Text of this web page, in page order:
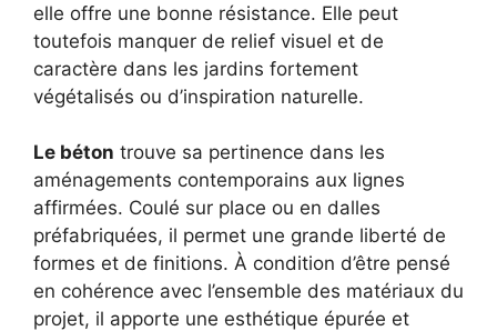
elle offre une bonne résistance. Elle peut
toutefois manquer de relief visuel et de
caractère dans les jardins fortement
végétalisés ou d’inspiration naturelle.
Le béton trouve sa pertinence dans les
aménagements contemporains aux lignes
affirmées. Coulé sur place ou en dalles
préfabriquées, il permet une grande liberté de
formes et de finitions. À condition d’être pensé
en cohérence avec l’ensemble des matériaux du
projet, il apporte une esthétique épurée et